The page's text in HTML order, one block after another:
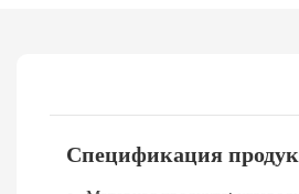
Спецификация